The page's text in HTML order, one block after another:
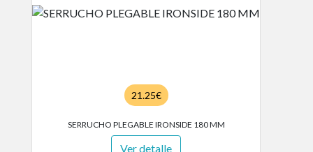
21.25€
SERRUCHO PLEGABLE IRONSIDE 180 MM
Ver detalle